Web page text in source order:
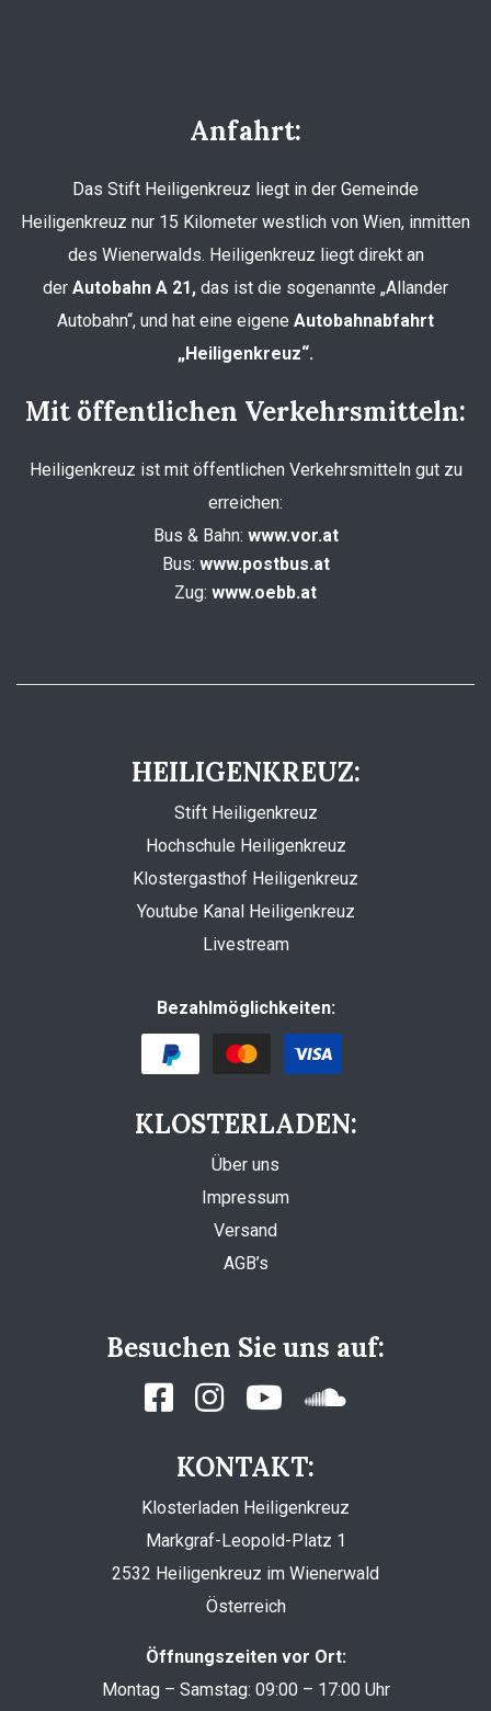
Anfahrt:
Das Stift Heiligenkreuz liegt in der Gemeinde
Heiligenkreuz nur 15 Kilometer westlich von Wien, inmitten
des Wienerwalds. Heiligenkreuz liegt direkt an
der Autobahn A 21, das ist die sogenannte „Allander
Autobahn“, und hat eine eigene Autobahnabfahrt
„Heiligenkreuz“.
Mit öffentlichen Verkehrsmitteln:
Heiligenkreuz ist mit öffentlichen Verkehrsmitteln gut zu
erreichen:
Bus & Bahn: www.vor.at
Bus: www.postbus.at
Zug: www.oebb.at
HEILIGENKREUZ:
Stift Heiligenkreuz
Hochschule Heiligenkreuz
Klostergasthof Heiligenkreuz
Youtube Kanal Heiligenkreuz
Livestream
Bezahlmöglichkeiten:
KLOSTERLADEN:
Über uns
Impressum
Versand
AGB’s
Besuchen Sie uns auf:
KONTAKT:
Klosterladen Heiligenkreuz
Markgraf-Leopold-Platz 1
2532 Heiligenkreuz im Wienerwald
Österreich
Öffnungszeiten vor Ort:
Montag – Samstag: 09:00 – 17:00 Uhr